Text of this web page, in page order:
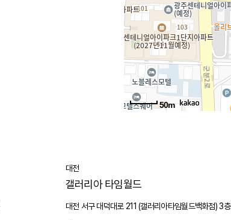
50m
대전
갤러리아 타임월드
대전 서구 대덕대로 211 (갤러리아타임월드백화점) 3층